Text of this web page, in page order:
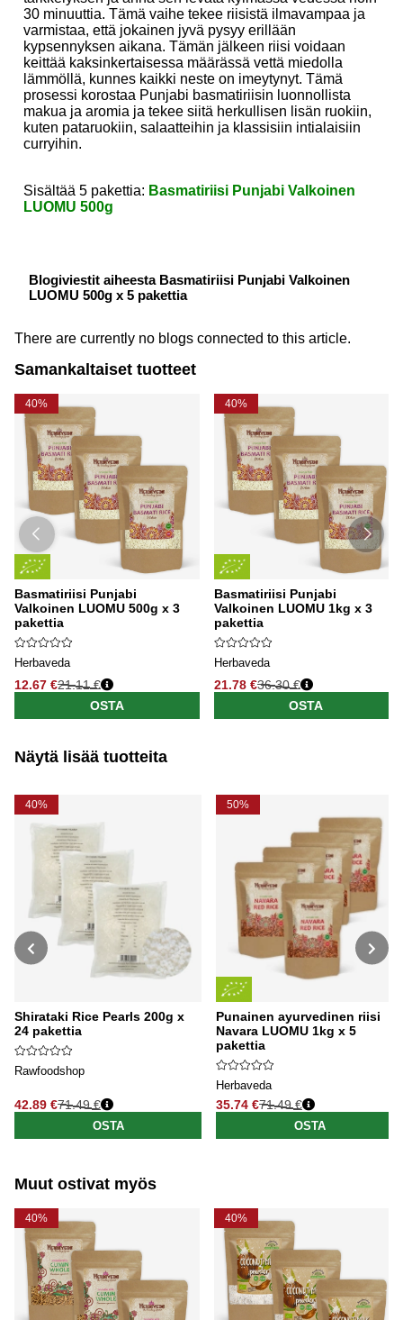
30 minuuttia. Tämä vaihe tekee riisistä ilmavampaa ja
varmistaa, että jokainen jyvä pysyy erillään
kypsennyksen aikana. Tämän jälkeen riisi voidaan
keittää kaksinkertaisessa määrässä vettä miedolla
lämmöllä, kunnes kaikki neste on imeytynyt. Tämä
prosessi korostaa Punjabi basmatiriisin luonnollista
makua ja aromia ja tekee siitä herkullisen lisän ruokiin,
kuten pataruokiin, salaatteihin ja klassisiin intialaisiin
curryihin.
Sisältää 5 pakettia: Basmatiriisi Punjabi Valkoinen
LUOMU 500g
Blogiviestit aiheesta Basmatiriisi Punjabi Valkoinen
LUOMU 500g x 5 pakettia
There are currently no blogs connected to this article.
Samankaltaiset tuotteet
40%
Basmatiriisi Punjabi
Valkoinen LUOMU 500g x 3
pakettia
Herbaveda
12.67 €21.11 €
OSTA
40%
Basmatiriisi Punjabi
Valkoinen LUOMU 1kg x 3
pakettia
Herbaveda
21.78 €36.30 €
OSTA
Näytä lisää tuotteita
40%
Shirataki Rice Pearls 200g x
24 pakettia
Rawfoodshop
42.89 €
Normaali hinta
71.49 €
OSTA
50%
Punainen ayurvedinen riisi
Navara LUOMU 1kg x 5
pakettia
Herbaveda
35.74 €
Normaali hinta
71.49 €
OSTA
Muut ostivat myös
40% 40%